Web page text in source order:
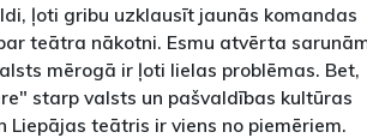
ļoti gribu uzklausīt jaunās komandas
teātra nākotni. Esmu atvērta
mērogā ir ļoti lielas problēmas. Bet,
starp valsts un pašvaldības kultūras
teātris ir viens no piemēriem.